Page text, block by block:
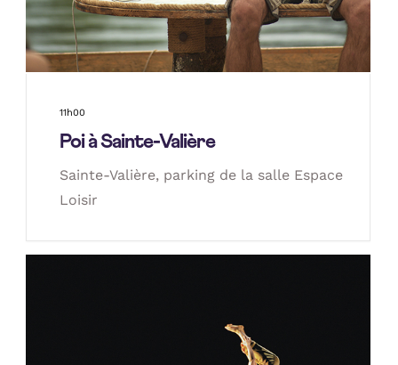
11h00
Poi à Sainte-Valière
Sainte-Valière, parking de la salle Espace
Loisir